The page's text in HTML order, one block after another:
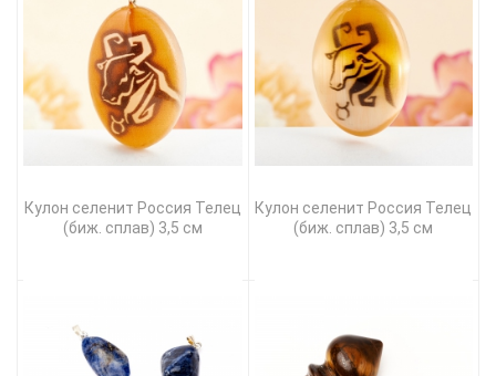
Кулон селенит Россия Телец
(биж. сплав) 3,5 см
Кулон селенит Россия Телец
(биж. сплав) 3,5 см